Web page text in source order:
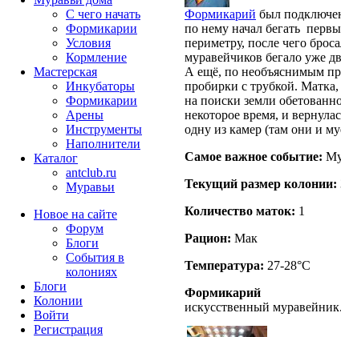
Формикарий был
по нему начал бегать
периметру, после чего
муравейчиков бегало уже
А ещё, по необъяснимым
пробирки с трубкой.
на поиски земли
некоторое время, и
одну из камер (там они и
Самое важное событие:
Текущий размер кoлонии:
Количество маток: 1
Рацион: Мак
Температура: 27-28°C
Формикарий
искусственный муравейник.
С чего начать
Формикарии
Условия
Кормление
Мастерская
Инкубаторы
Формикарии
Арены
Инструменты
Наполнители
Каталог
antclub.ru
Муравьи
Новое на сайте
Форум
Блоги
События в
колониях
Блоги
Колонии
Войти
Peгиcтpaция